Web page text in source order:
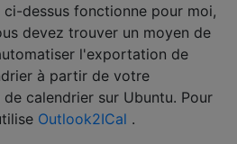
ci-dessus fonctionne pour moi,
devez trouver un moyen de
l'exportation de
à partir de votre
calendrier sur Ubuntu. Pour
Outlook2ICal .